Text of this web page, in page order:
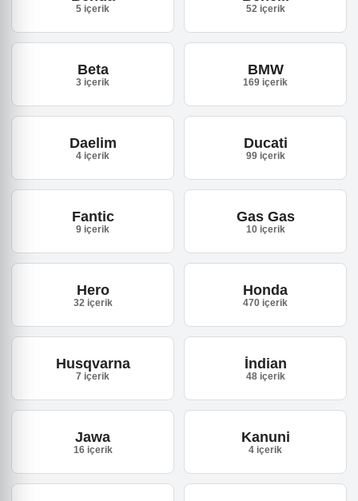
5 içerik 52 içerik
Beta
3 içerik
BMW
169 içerik
Daelim
4 içerik
Ducati
99 içerik
Fantic
9 içerik
Gas Gas
10 içerik
Hero
32 içerik
Honda
470 içerik
Husqvarna
7 içerik
İndian
48 içerik
Jawa
16 içerik
Kanuni
4 içerik